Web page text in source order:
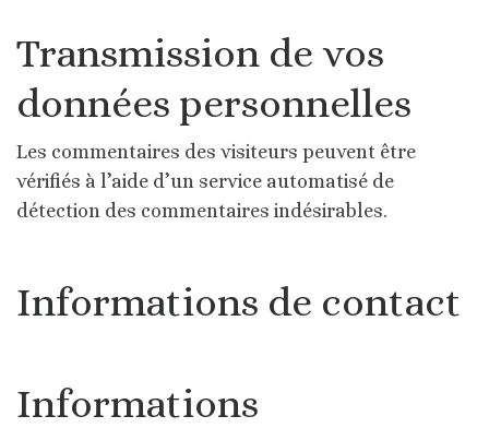
Transmission de vos
données personnelles
Les commentaires des visiteurs peuvent être
vérifiés à l’aide d’un service automatisé de
détection des commentaires indésirables.
Informations de contact
Informations